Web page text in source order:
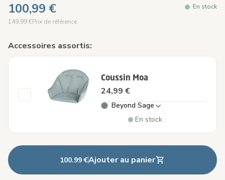
100,99 €
149,99 €Prix de référence
En stock
Accessoires assortis:
Coussin Moa
24,99 €
Beyond Sage
En stock
100.99 €Ajouter au panier